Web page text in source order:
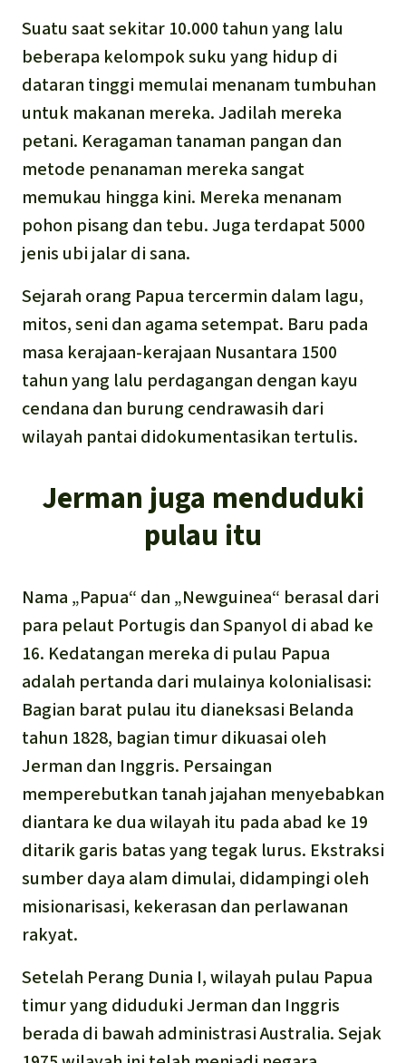
Masyarakat Adat
Suatu saat sekitar 10.000 tahun yang lalu
beberapa kelompok suku yang hidup di
dataran tinggi memulai menanam tumbuhan
untuk makanan mereka. Jadilah mereka
petani. Keragaman tanaman pangan dan
metode penanaman mereka sangat
memukau hingga kini. Mereka menanam
pohon pisang dan tebu. Juga terdapat 5000
jenis ubi jalar di sana.
Sejarah orang Papua tercermin dalam lagu,
mitos, seni dan agama setempat. Baru pada
masa kerajaan-kerajaan Nusantara 1500
tahun yang lalu perdagangan dengan kayu
cendana dan burung cendrawasih dari
wilayah pantai didokumentasikan tertulis.
Jerman juga menduduki
pulau itu
Nama „Papua“ dan „Newguinea“ berasal dari
para pelaut Portugis dan Spanyol di abad ke
16. Kedatangan mereka di pulau Papua
adalah pertanda dari mulainya kolonialisasi:
Bagian barat pulau itu dianeksasi Belanda
tahun 1828, bagian timur dikuasai oleh
Jerman dan Inggris. Persaingan
memperebutkan tanah jajahan menyebabkan
diantara ke dua wilayah itu pada abad ke 19
ditarik garis batas yang tegak lurus. Ekstraksi
sumber daya alam dimulai, didampingi oleh
misionarisasi, kekerasan dan perlawanan
rakyat.
Setelah Perang Dunia I, wilayah pulau Papua
timur yang diduduki Jerman dan Inggris
berada di bawah administrasi Australia. Sejak